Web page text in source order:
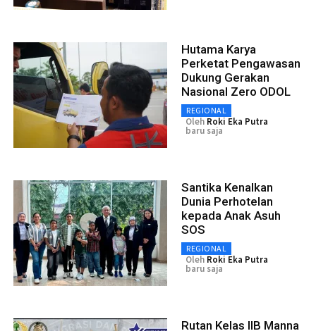
Hutama Karya
Perketat Pengawasan
Dukung Gerakan
Nasional Zero ODOL
REGIONAL
Oleh Roki Eka Putra
baru saja
Santika Kenalkan
Dunia Perhotelan
kepada Anak Asuh
SOS
REGIONAL
Oleh Roki Eka Putra
baru saja
Rutan Kelas IIB Manna